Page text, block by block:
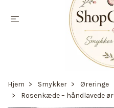
Hjem Smykker
Øreringe
Rosenkæde – håndlavede